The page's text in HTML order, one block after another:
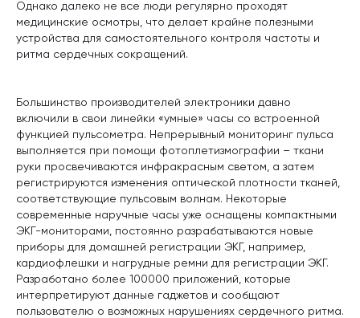
Однако далеко не все люди регулярно проходят
медицинские осмотры, что делает крайне полезными
устройства для самостоятельного контроля частоты и
ритма сердечных сокращений.
Большинство производителей электроники давно
включили в свои линейки «умные» часы со встроенной
функцией пульсометра. Непрерывный мониторинг пульса
выполняется при помощи фотоплетизмографии – ткани
руки просвечиваются инфракрасным светом, а затем
регистрируются изменения оптической плотности тканей,
соответствующие пульсовым волнам. Некоторые
современные наручные часы уже оснащены компактными
ЭКГ-мониторами, постоянно разрабатываются новые
приборы для домашней регистрации ЭКГ, например,
кардиофлешки и нагрудные ремни для регистрации ЭКГ.
Разработано более 100000 приложений, которые
интерпретируют данные гаджетов и сообщают
пользователю о возможных нарушениях сердечного ритма.